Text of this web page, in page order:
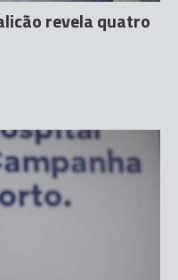
revela quatro